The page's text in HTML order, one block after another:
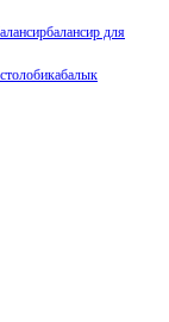
балансир для
балык